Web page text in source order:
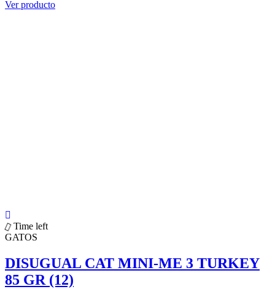
Ver producto
Time left
GATOS
DISUGUAL CAT MINI-ME 3 TURKEY
85 GR (12)